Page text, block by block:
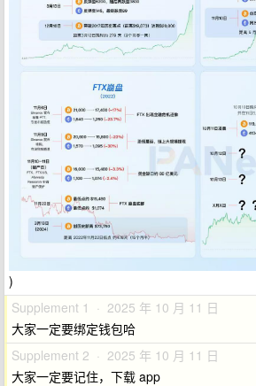
)
Supplement 1 · 2025 年 10 月 11 日
大家一定要绑定钱包哈
Supplement 2 · 2025 年 10 月 11 日
大家一定要记住，下载 app